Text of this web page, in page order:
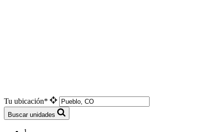
Tu ubicación*
Buscar unidades